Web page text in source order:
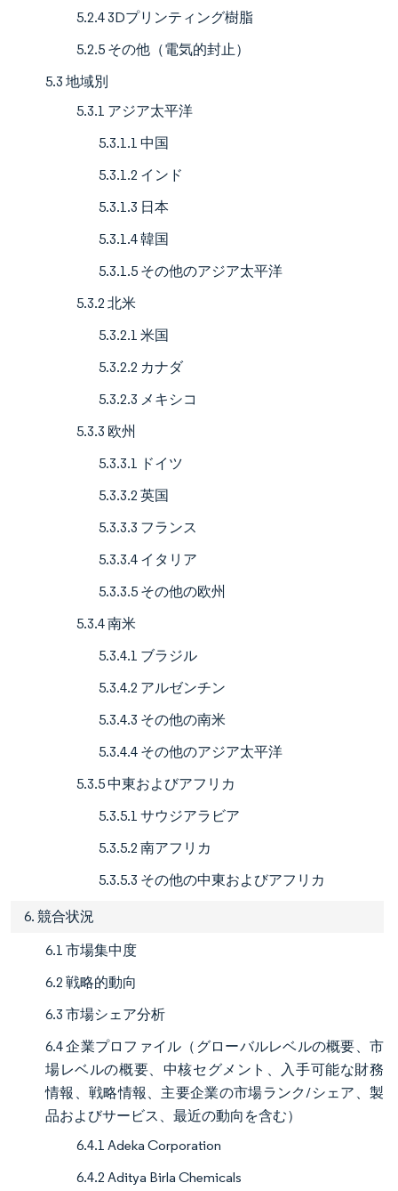
5.2.4 3Dプリンティング樹脂
5.2.5 その他（電気的封止）
5.3 地域別
5.3.1 アジア太平洋
5.3.1.1 中国
5.3.1.2 インド
5.3.1.3 日本
5.3.1.4 韓国
5.3.1.5 その他のアジア太平洋
5.3.2 北米
5.3.2.1 米国
5.3.2.2 カナダ
5.3.2.3 メキシコ
5.3.3 欧州
5.3.3.1 ドイツ
5.3.3.2 英国
5.3.3.3 フランス
5.3.3.4 イタリア
5.3.3.5 その他の欧州
5.3.4 南米
5.3.4.1 ブラジル
5.3.4.2 アルゼンチン
5.3.4.3 その他の南米
5.3.4.4 その他のアジア太平洋
5.3.5 中東およびアフリカ
5.3.5.1 サウジアラビア
5.3.5.2 南アフリカ
5.3.5.3 その他の中東およびアフリカ
6. 競合状況
6.1 市場集中度
6.2 戦略的動向
6.3 市場シェア分析
6.4 企業プロファイル（グローバルレベルの概要、市
場レベルの概要、中核セグメント、入手可能な財務
情報、戦略情報、主要企業の市場ランク/シェア、製
品およびサービス、最近の動向を含む）
6.4.1 Adeka Corporation
6.4.2 Aditya Birla Chemicals